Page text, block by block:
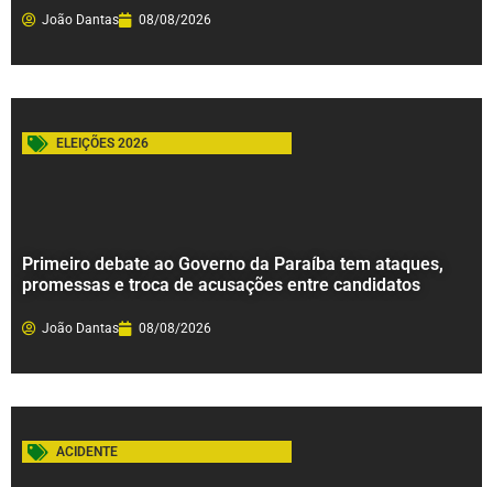
João Dantas 08/08/2026
ELEIÇÕES 2026
Primeiro debate ao Governo da Paraíba tem ataques,
promessas e troca de acusações entre candidatos
João Dantas 08/08/2026
ACIDENTE